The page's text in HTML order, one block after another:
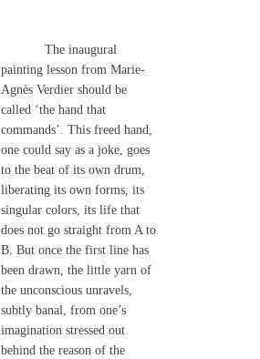
The inaugural
painting lesson from Marie-
Agnès Verdier should be
called ‘the hand that
commands’. This freed hand,
one could say as a joke, goes
to the beat of its own drum,
liberating its own forms, its
singular colors, its life that
does not go straight from A to
B. But once the first line has
been drawn, the little yarn of
the unconscious unravels,
subtly banal, from one’s
imagination stressed out
behind the reason of the